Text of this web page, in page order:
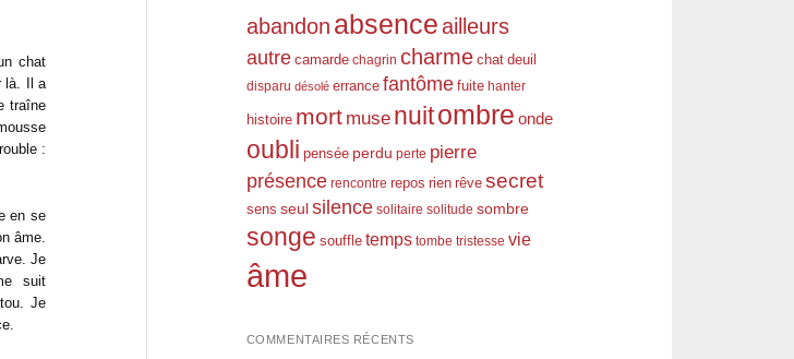
chat
là. Il a
traîne
:
en se
âme.
Je
suit
Je
abandon absenceailleurs
autre camarde chagrin charme chat deuil
disparu désolé errance fantôme fuite hanter
histoire mort muse nuitombre onde
oubli pensée perdu perte pierre
présence rencontre repos rien rêve secret
sens seul silence solitaire solitude sombre
songe souffle temps tombe tristesse vie
âme
COMMENTAIRES RÉCENTS